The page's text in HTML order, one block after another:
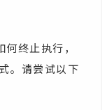
终止执行，
。请尝试以下